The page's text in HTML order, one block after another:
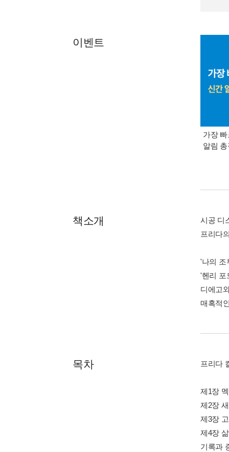
이벤트
가장
알림
책소개
시공 디
프리다
'나의 조
'헨리 포
디에고
매혹적
목차 프리다
제1장
제2장
제3장
제4장
기록과